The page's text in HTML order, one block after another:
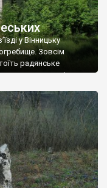
у Вінницьку
Зовсім
радянське
а трохи далі, десь
у траві – […]